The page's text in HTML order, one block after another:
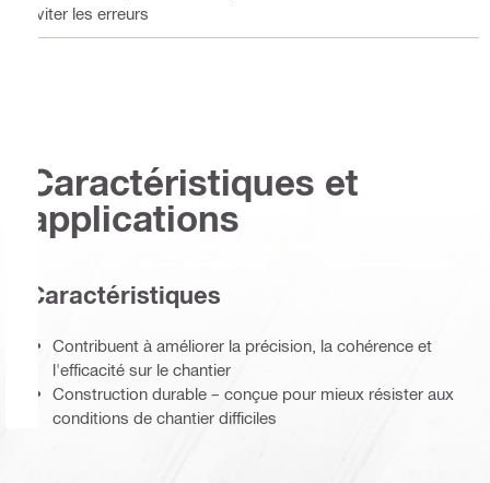
éviter les erreurs
Caractéristiques et
applications
Caractéristiques
Contribuent à améliorer la précision, la cohérence et
l'efficacité sur le chantier
Construction durable – conçue pour mieux résister aux
conditions de chantier difficiles